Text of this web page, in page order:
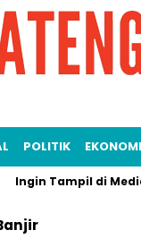
POLITIK EKONOMI
Tampil di Media